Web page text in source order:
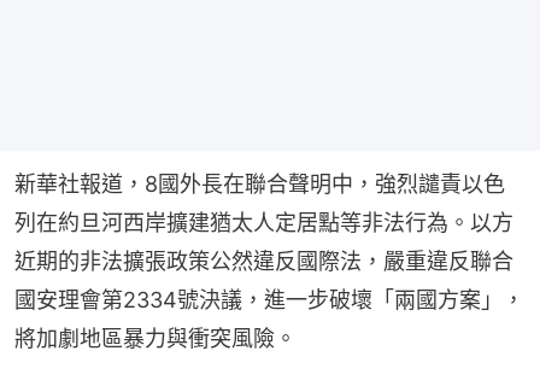
新華社報道，8國外長在聯合聲明中，強烈譴責以色
列在約旦河西岸擴建猶太人定居點等非法行為。以方
近期的非法擴張政策公然違反國際法，嚴重違反聯合
國安理會第2334號決議，進一步破壞「兩國方案」，
將加劇地區暴力與衝突風險。